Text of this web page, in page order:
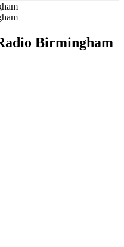
Birmingham